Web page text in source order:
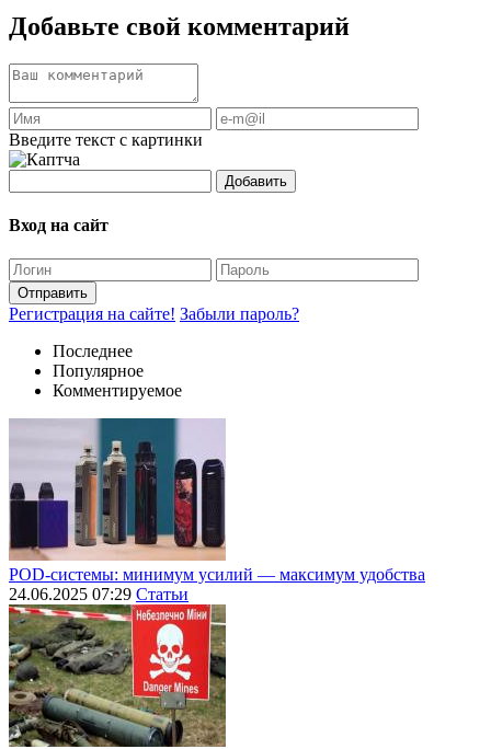
Добавьте свой комментарий
Введите текст с картинки
Добавить
Вход на сайт
Отправить
Регистрация на сайте! Забыли пароль?
Последнее
Популярное
Комментируемое
POD-системы: минимум усилий — максимум удобства
24.06.2025 07:29 Статьи